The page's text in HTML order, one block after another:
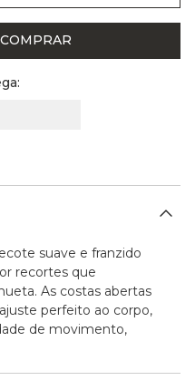
COMPRAR
suave e franzido
recortes que
As costas abertas
perfeito ao corpo,
de movimento,